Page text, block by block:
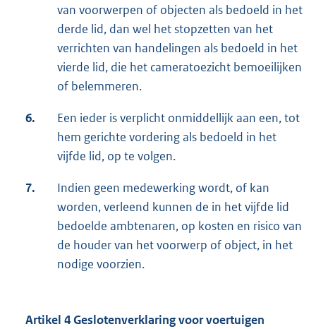
van voorwerpen of objecten als bedoeld in het
derde lid, dan wel het stopzetten van het
verrichten van handelingen als bedoeld in het
vierde lid, die het cameratoezicht bemoeilijken
of belemmeren.
6.
Een ieder is verplicht onmiddellijk aan een, tot
hem gerichte vordering als bedoeld in het
vijfde lid, op te volgen.
7.
Indien geen medewerking wordt, of kan
worden, verleend kunnen de in het vijfde lid
bedoelde ambtenaren, op kosten en risico van
de houder van het voorwerp of object, in het
nodige voorzien.
Artikel 4 Geslotenverklaring voor voertuigen